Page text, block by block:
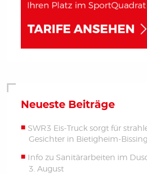
Neueste Beiträge
SWR3 Eis-Truck sorgt für
Gesichter in Bietigheim-
Info zu Sanitärarbeiten im
3. August